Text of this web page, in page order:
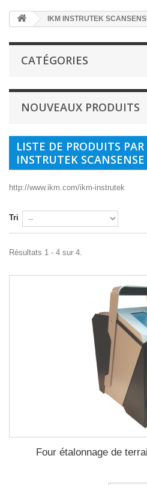
IKM INSTRUTEK
CATÉGORIES
NOUVEAUX PRODUITS
LISTE DE PRODUITS
INSTRUTEK SCANSENSE
http://www.ikm.com/ikm-instrutek
Tri
Résultats 1 - 4 sur 4.
Four étalonnage de